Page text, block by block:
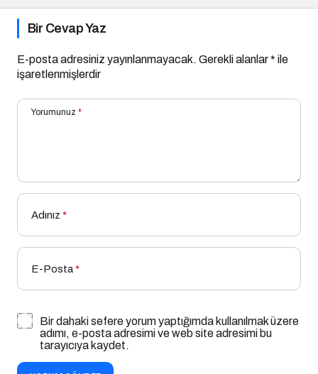
Bir Cevap Yaz
E-posta adresiniz yayınlanmayacak. Gerekli alanlar* ile
işaretlenmişlerdir
Yorumunuz *
Adınız *
E-Posta*
Bir dahaki sefere yorum yaptığımda kullanılmak üzere
adımı, e-posta adresimi ve web site adresimi bu
tarayıcıya kaydet.